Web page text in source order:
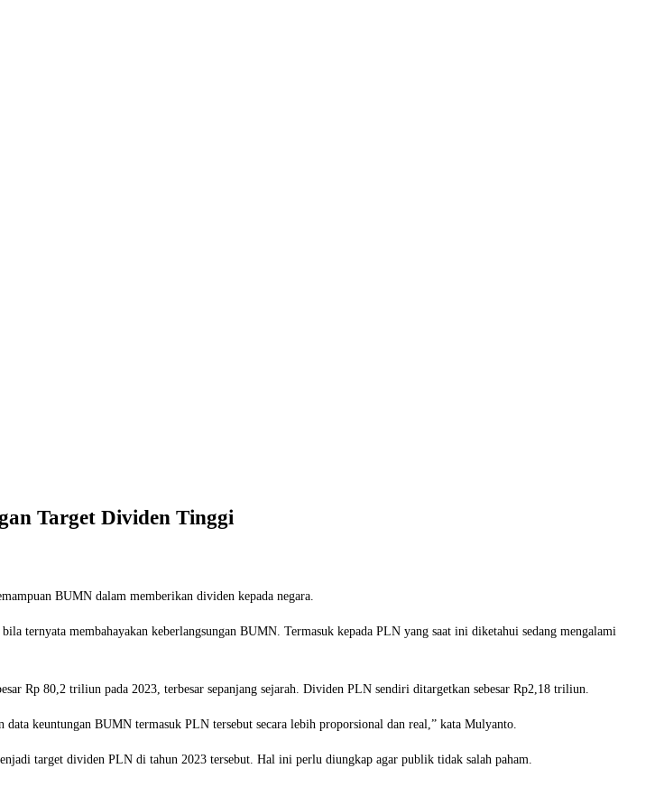
Target Dividen Tinggi
BUMN dalam memberikan dividen kepada negara.
ternyata membahayakan keberlangsungan BUMN. Termasuk kepada PLN yang saat ini diketahui sedang mengalami
Rp 80,2 triliun pada 2023, terbesar sepanjang sejarah. Dividen PLN sendiri ditargetkan sebesar Rp2,18 triliun.
keuntungan BUMN termasuk PLN tersebut secara lebih proporsional dan real,” kata Mulyanto.
target dividen PLN di tahun 2023 tersebut. Hal ini perlu diungkap agar publik tidak salah paham.